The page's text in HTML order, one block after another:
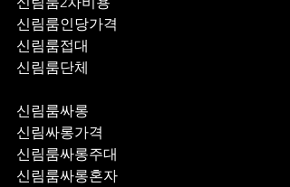
신림룸인당가격
신림룸접대
신림룸단체
신림룸싸롱
신림싸롱가격
신림룸싸롱주대
신림룸싸롱혼자